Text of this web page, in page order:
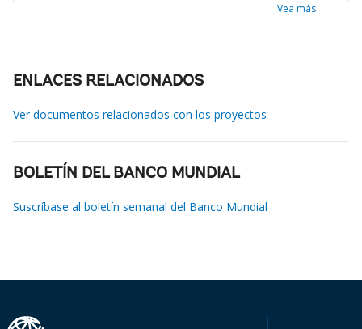
Vea más
ENLACES RELACIONADOS
Ver documentos relacionados con los proyectos
BOLETÍN DEL BANCO MUNDIAL
Suscríbase al boletín semanal del Banco Mundial